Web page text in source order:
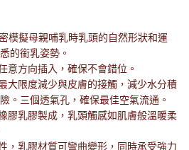
模擬母親哺乳時乳頭的自然形狀和運
的銜乳姿勢。
意方向插入，確保不會錯位。
大限度減少與皮膚的接觸，減少水分積
。三個透氣孔，確保最佳空氣流通。
膠乳膠製成，乳頭觸感如肌膚般溫暖柔
，乳膠材質可彎曲變形，同時承受強力